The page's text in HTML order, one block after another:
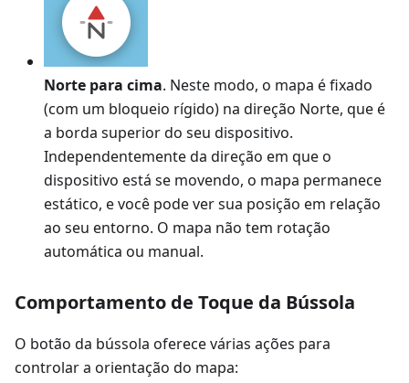
Norte para cima. Neste modo, o mapa é fixado
(com um bloqueio rígido) na direção Norte, que é
a borda superior do seu dispositivo.
Independentemente da direção em que o
dispositivo está se movendo, o mapa permanece
estático, e você pode ver sua posição em relação
ao seu entorno. O mapa não tem rotação
automática ou manual.
Comportamento de Toque da Bússola
O botão da bússola oferece várias ações para
controlar a orientação do mapa: